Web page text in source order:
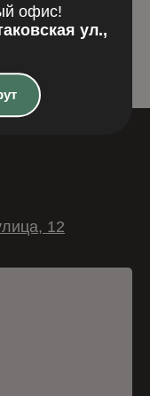
12
офис!
ул.,